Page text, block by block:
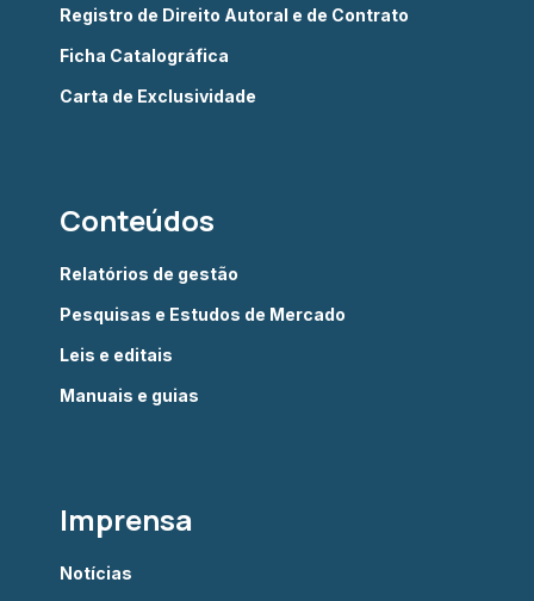
Registro de Direito Autoral e de Contrato
Ficha Catalográfica
Carta de Exclusividade
Conteúdos
Relatórios de gestão
Pesquisas e Estudos de Mercado
Leis e editais
Manuais e guias
Imprensa
Notícias